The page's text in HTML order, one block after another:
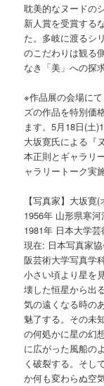
耽美的なヌードの
新人賞を受賞する
た。多岐に渡るシ
のこだわりは観る
なき「美」への探
※作品展の会場に
ズの作品を特別価
ます。5月18日(土
大坂寛氏による『
本正則とギャラリ
ャラリートーク実
【写真家】大坂寛
1956年 山形県寒
1981年 日本大学
現在: 日本写真家
阪芸術大学写真学
小さい頃より星を
壊した恒星から出
気の遠くなる時の
魅了する。その未
の何処かに星の幻
に広がった風船の
く破裂する。そし
か何も変わらぬ空